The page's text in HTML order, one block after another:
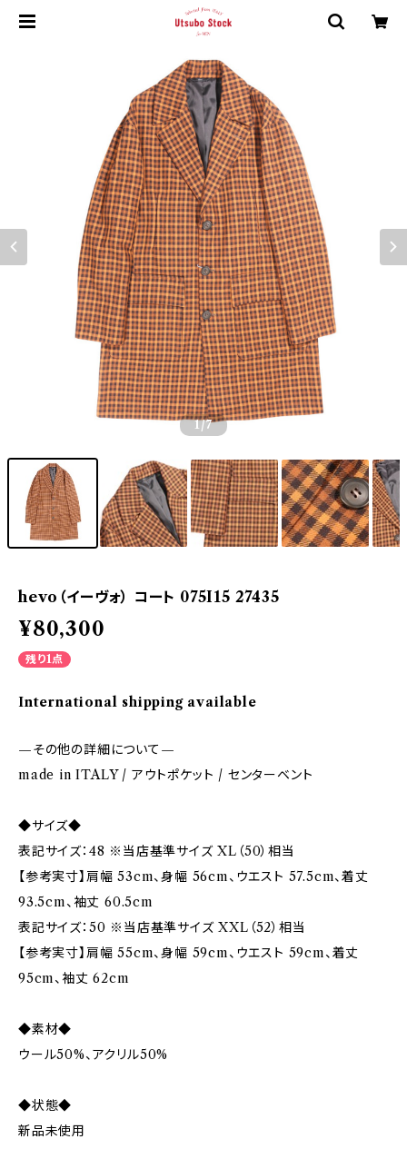
1/7
hevo（イーヴォ） コート 075I15 27435
¥80,300
残り1点
International shipping available
—その他の詳細について—
made in ITALY / アウトポケット / センターベント
◆サイズ◆
表記サイズ：48 ※当店基準サイズ XL（50）相当
【参考実寸】肩幅 53cm、身幅 56cm、ウエスト 57.5cm、着丈
93.5cm、袖丈 60.5cm
表記サイズ：50 ※当店基準サイズ XXL（52）相当
【参考実寸】肩幅 55cm、身幅 59cm、ウエスト 59cm、着丈
95cm、袖丈 62cm
◆素材◆
ウール50%、アクリル50%
◆状態◆
新品未使用